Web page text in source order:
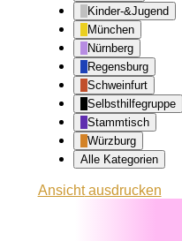
Kinder-&Jugend
München
Nürnberg
Regensburg
Schweinfurt
Selbsthilfegruppe
Stammtisch
Würzburg
Alle Kategorien
Ansichtausdrucken